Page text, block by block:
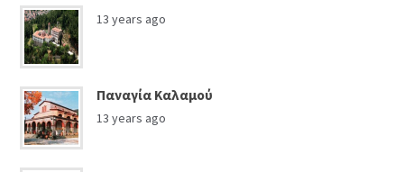
13 years ago
Παναγία Καλαμού
13 years ago